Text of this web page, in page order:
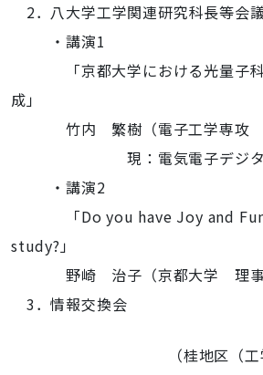
2．八大学工学関連研究科長等会
・講演1
「京都大学における光量子科
成」
竹内 繁樹（電子工学専攻
現：電気電子デジタル
・講演2
「Do you have Joy and Fun
study?」
野崎 治子（京都大学 理事
3．情報交換会
（桂地区（